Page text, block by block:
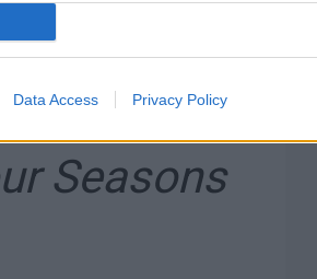
Data Access Privacy Policy
salons dont un salon
Avec son nom, on se doute
telles que le pôle Nord
Seasons